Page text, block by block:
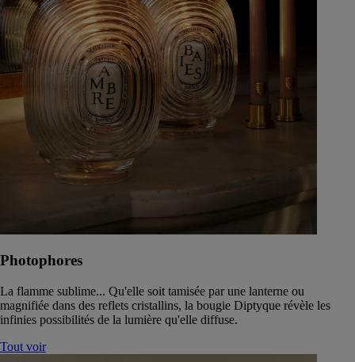
Photophores
La flamme sublime... Qu'elle soit tamisée par une lanterne ou
magnifiée dans des reflets cristallins, la bougie Diptyque révèle les
infinies possibilités de la lumière qu'elle diffuse.
Tout voir